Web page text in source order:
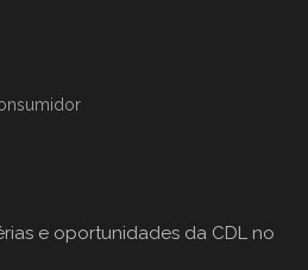
e oportunidades da CDL no